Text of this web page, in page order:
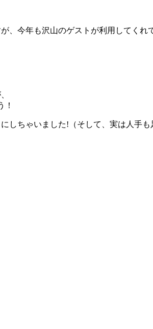
、今年も沢山のゲストが利用してくれ
！
しちゃいました!（そして、実は人手も